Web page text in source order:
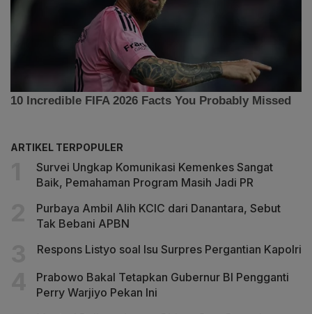
ARTIKEL TERPOPULER
Survei Ungkap Komunikasi Kemenkes Sangat
Baik, Pemahaman Program Masih Jadi PR
Purbaya Ambil Alih KCIC dari Danantara, Sebut
Tak Bebani APBN
Respons Listyo soal Isu Surpres Pergantian Kapolri
Prabowo Bakal Tetapkan Gubernur BI Pengganti
Perry Warjiyo Pekan Ini